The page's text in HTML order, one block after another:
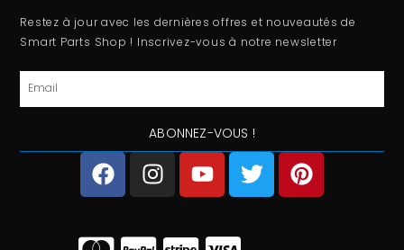
Restez à jour avec les dernières offres et nouveautés de
Smart Parts Shop ! Inscrivez-vous à notre newsletter
Email
ABONNEZ-VOUS !
F
a
c
e
I
n
s
t
Y
o
u
t
T
w
i
P
i
n